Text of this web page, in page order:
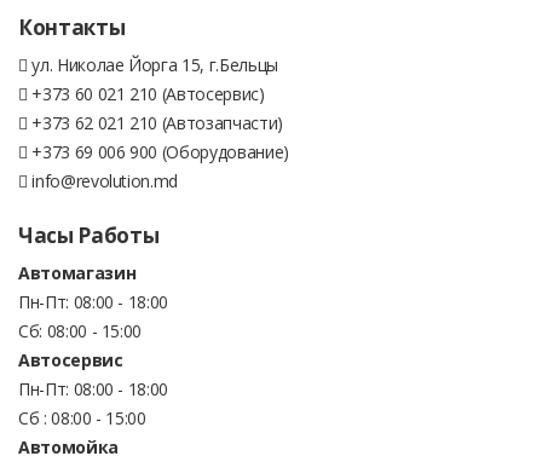
Контакты
ул. Николае Йорга 15, г.Бельцы
+373 60 021 210 (Автосервис)
+373 62 021 210 (Автозапчасти)
+373 69 006 900 (Оборудование)
info@revolution.md
Часы Работы
Автомагазин
Пн-Пт: 08:00 - 18:00
Сб: 08:00 - 15:00
Автосервис
Пн-Пт: 08:00 - 18:00
Сб : 08:00 - 15:00
Автомойка